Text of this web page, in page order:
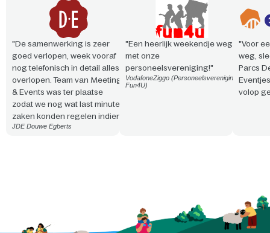
"De samenwerking is zeer
goed verlopen, week vooraf
nog telefonisch in detail alles
overlopen. Team van Meeting
& Events was ter plaatse
zodat we nog wat last minute
zaken konden regelen indien
nodig. Vriendelijke en
JDE Douwe Egberts
"Een heerlijk weekendje weg
met onze
personeelsvereniging!"
VodafoneZiggo (Personeelsvereniging
Fun4U)
"Voor
weg,
Parcs
volop